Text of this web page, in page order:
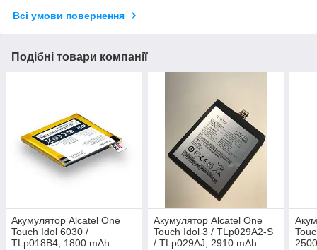
Всі умови повернення
Подібні товари компанії
Акумулятор Alcatel One
Touch Idol 6030 /
TLp018B4, 1800 mAh
Акумулятор Alcatel One
Touch Idol 3 / TLp029A2-S
/ TLp029AJ, 2910 mAh